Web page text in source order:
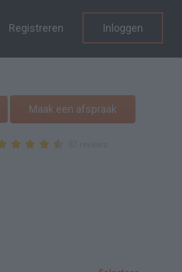
Registreren Inloggen
Maak een afspraak